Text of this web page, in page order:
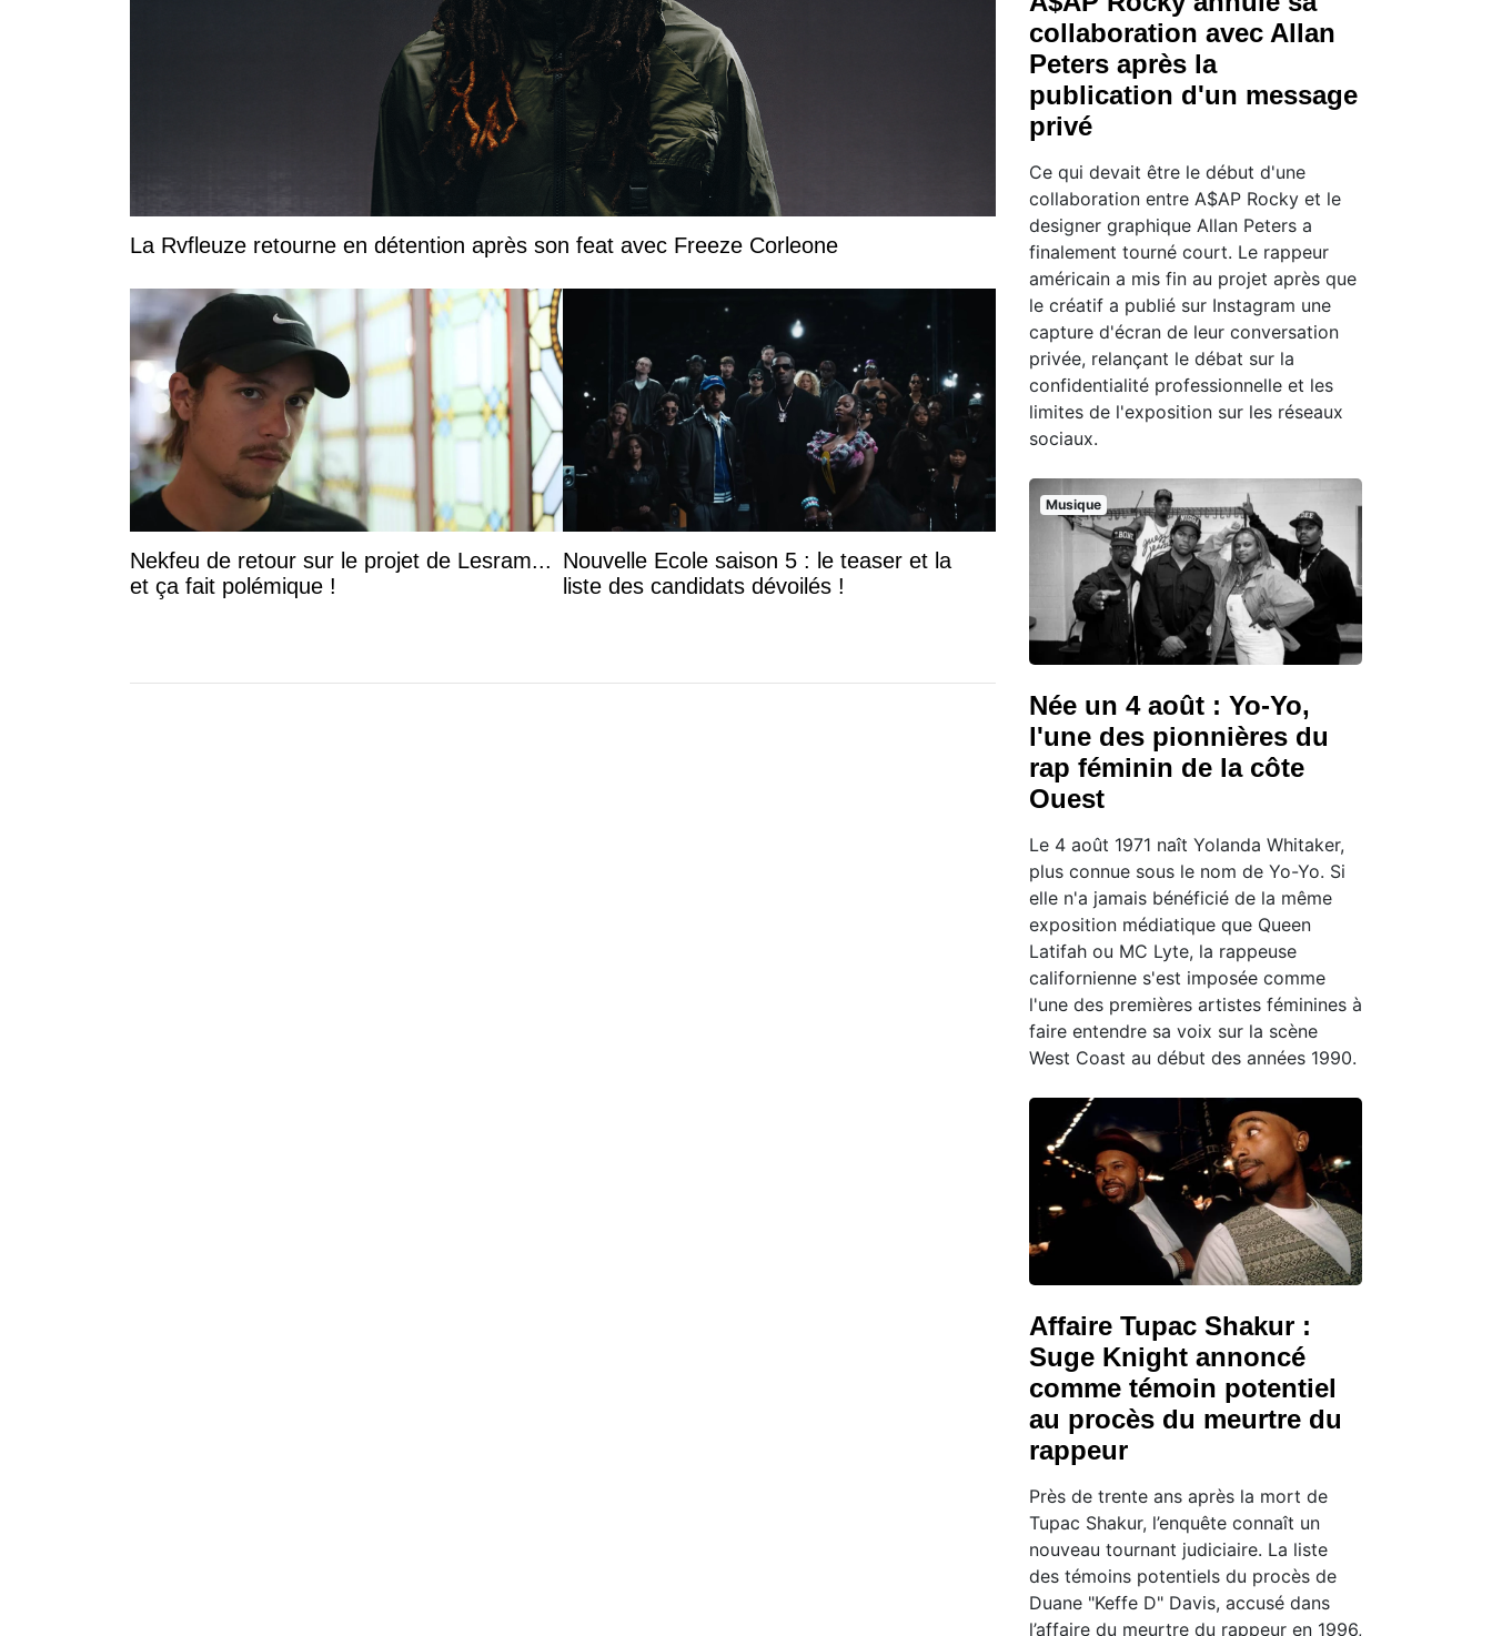
La Rvfleuze retourne en détention après son feat avec Freeze Corleone
Nekfeu de retour sur le projet de Lesram...
et ça fait polémique !
Nouvelle Ecole saison 5 : le teaser et la
liste des candidats dévoilés !
collaboration avec Allan
Peters après la
publication d'un message
privé
Ce qui devait être le début d'une
collaboration entre A$AP Rocky et le
designer graphique Allan Peters a
finalement tourné court. Le rappeur
américain a mis fin au projet après que
le créatif a publié sur Instagram une
capture d'écran de leur conversation
privée, relançant le débat sur la
confidentialité professionnelle et les
limites de l'exposition sur les réseaux
sociaux.
Musique
Née un 4 août : Yo-Yo,
l'une des pionnières du
rap féminin de la côte
Ouest
Le 4 août 1971 naît Yolanda Whitaker,
plus connue sous le nom de Yo-Yo. Si
elle n'a jamais bénéficié de la même
exposition médiatique que Queen
Latifah ou MC Lyte, la rappeuse
californienne s'est imposée comme
l'une des premières artistes féminines à
faire entendre sa voix sur la scène
West Coast au début des années 1990.
Affaire Tupac Shakur :
Suge Knight annoncé
comme témoin potentiel
au procès du meurtre du
rappeur
Près de trente ans après la mort de
Tupac Shakur, l’enquête connaît un
nouveau tournant judiciaire. La liste
des témoins potentiels du procès de
Duane "Keffe D" Davis, accusé dans
l’affaire du meurtre du rappeur en 1996,